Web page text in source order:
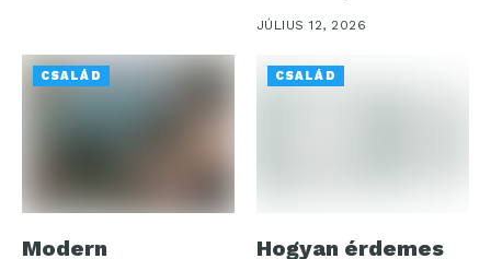
akarjuk élvezni a...
JÚLIUS 12, 2026
CSALÁD
Modern
CSALÁD
Hogyan érdemes